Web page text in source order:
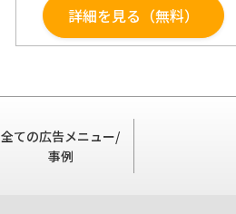
詳細を見る（無料）
全ての広告メニュー/
事例